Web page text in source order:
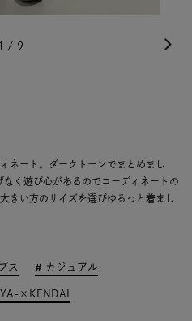
1 / 9
ネート。ダークトーンでまとめまし
く遊び心があるのでコーディネートの
きい方のサイズを選びゆるっと着まし
ス カジュアル
×KENDAI